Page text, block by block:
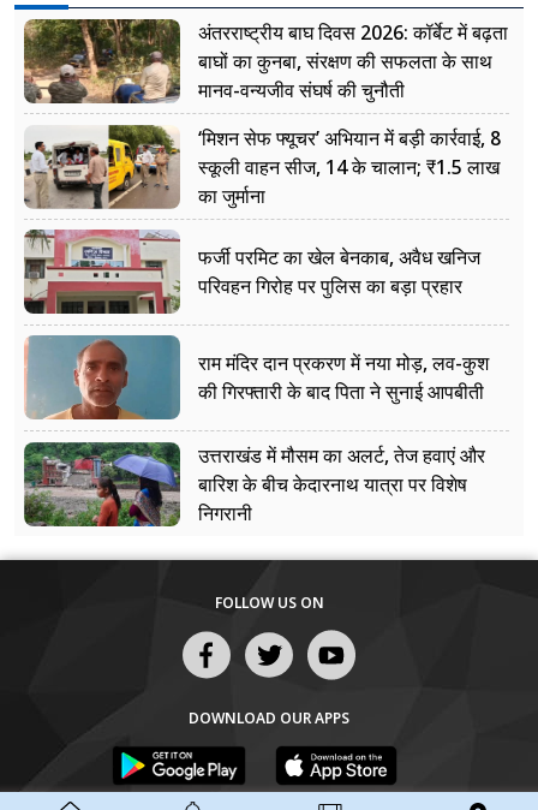
अंतरराष्ट्रीय बाघ दिवस 2026: कॉर्बेट में बढ़ता
बाघों का कुनबा, संरक्षण की सफलता के साथ
मानव-वन्यजीव संघर्ष की चुनौती
‘मिशन सेफ फ्यूचर’ अभियान में बड़ी कार्रवाई, 8
स्कूली वाहन सीज, 14 के चालान; ₹1.5 लाख
का जुर्माना
फर्जी परमिट का खेल बेनकाब, अवैध खनिज
परिवहन गिरोह पर पुलिस का बड़ा प्रहार
राम मंदिर दान प्रकरण में नया मोड़, लव-कुश
की गिरफ्तारी के बाद पिता ने सुनाई आपबीती
उत्तराखंड में मौसम का अलर्ट, तेज हवाएं और
बारिश के बीच केदारनाथ यात्रा पर विशेष
निगरानी
FOLLOW US ON
DOWNLOAD OUR APPS